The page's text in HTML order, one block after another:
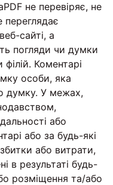
не перевіряє, не
переглядає
сайті, а
погляди чи думки
філій. Коментарі
особи, яка
думку. У межах,
або
або за будь-які
або витрати,
в результаті будь-
розміщення та/або